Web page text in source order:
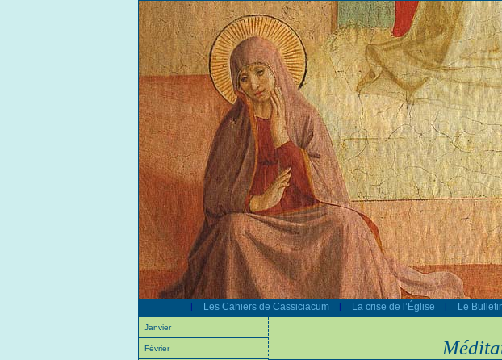
| Les Cahiers de Cassiciacum | La crise de l’Église | Le
Janvier
Février